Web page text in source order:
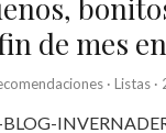
de mes
· Listas ·